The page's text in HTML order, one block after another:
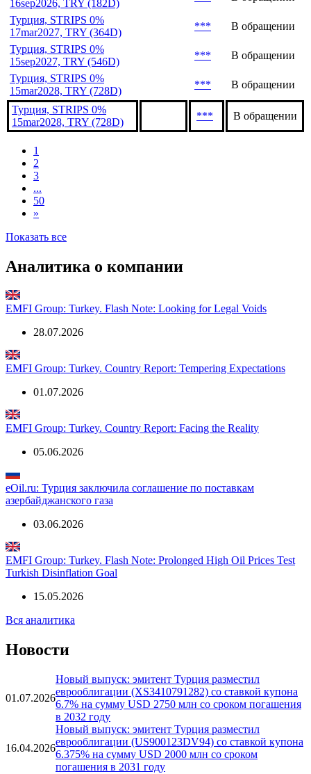
16sep2026, TRY (182D)
Турция, STRIPS 0%
17mar2027, TRY (364D)
***
В обращении
Турция, STRIPS 0%
15sep2027, TRY (546D)
***
В обращении
Турция, STRIPS 0%
15mar2028, TRY (728D)
*** В обращении
Турция, STRIPS 0%
15mar2028, TRY (728D)
*** В обращении
1
2
3
...
50
»
Показать все
Аналитика о компании
EMFI Group: Turkey. Flash Note: Looking for Legal Voids
28.07.2026
EMFI Group: Turkey. Country Report: Tempering Expectations
01.07.2026
EMFI Group: Turkey. Country Report: Facing the Reality
05.06.2026
eOil.ru: Турция заключила соглашение по поставкам
азербайджанского газа
03.06.2026
EMFI Group: Turkey. Flash Note: Prolonged High Oil Prices Test
Turkish Disinflation Goal
15.05.2026
Вся аналитика
Новости
01.07.2026
Новый выпуск: эмитент Турция разместил
еврооблигации (XS3410791282) со ставкой купона
6.7% на сумму USD 2750 млн со сроком погашения
в 2032 году
16.04.2026
Новый выпуск: эмитент Турция разместил
еврооблигации (US900123DV94) со ставкой купона
6.375% на сумму USD 2000 млн со сроком
погашения в 2031 году